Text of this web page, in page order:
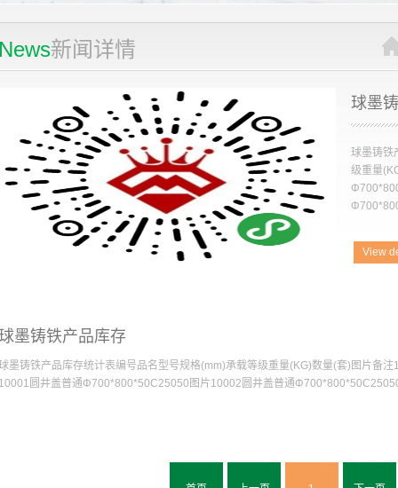
News新闻详情
球墨
球墨铸铁
级重量
View
墨铸铁产品库存
墨铸铁产品库存统计表编号品名型号规格(mm)承载等级重量(KG)数量(套)图片备
10001圆井盖普通Φ700*800*50C25050图片10002圆井盖普通